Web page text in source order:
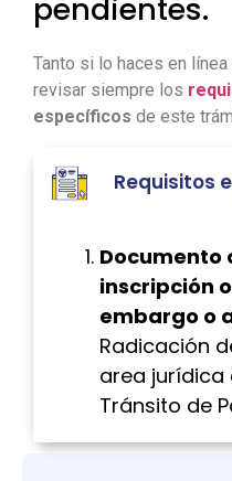
pendientes.
Tanto si lo haces en
revisar siempre los
específicos de este
Requisitos
Documento
inscripción
embargo o
Radicación
area jurídica
Tránsito de